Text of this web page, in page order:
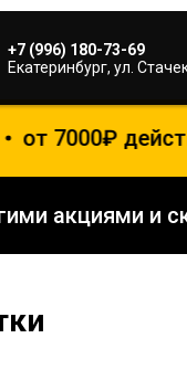
+7 (996) 180-73-69
Екатеринбург, ул.
от 7000₽
акциями и